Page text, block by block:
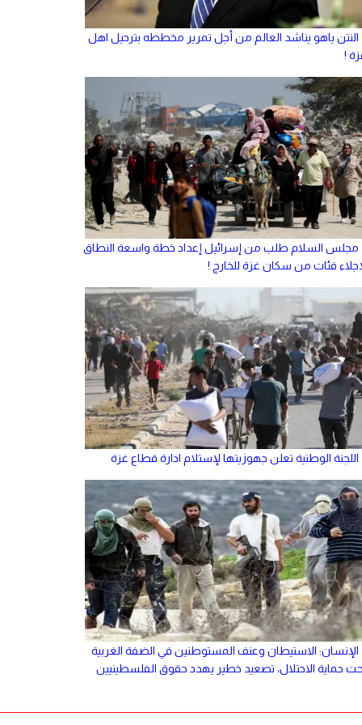
النتن ياهو يناشد العالم من أجل تمرير مخططه بترحيل اهل
!
مجلس السلام طلب من إسرائيل إعداد خطة واسعة النطاق
فئات من سكان غزة للخارج !
اللجنة الوطنية تعلن جهوزيتها لإستلام ادارة قطاع غزة
الإنسان: الاستيطان وعنف المستوطنين في الضفة الغربية
حماية الاحتلال، تصعيد خطير يهدد حقوق الفلسطينيين